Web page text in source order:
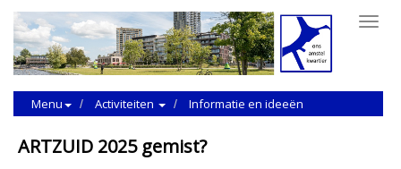
Menu Activiteiten Informatie en ideeën
ARTZUID 2025 gemist?